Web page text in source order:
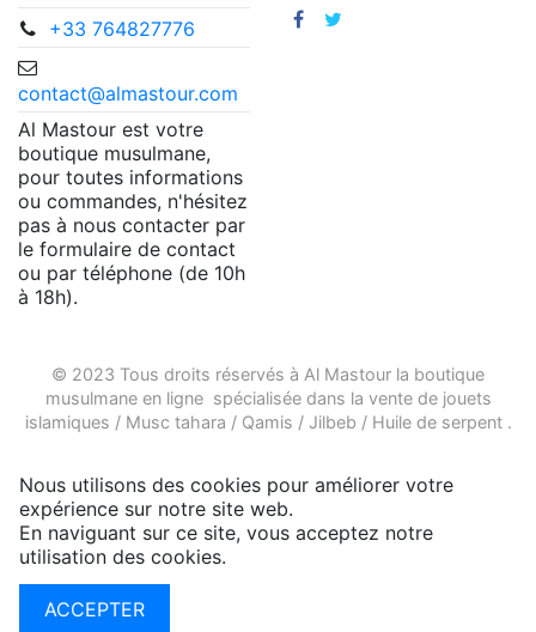
+33 764827776
contact@almastour.com
Al Mastour est votre
boutique musulmane,
pour toutes informations
ou commandes, n'hésitez
pas à nous contacter par
le formulaire de contact
ou par téléphone (de 10h
à 18h).
© 2023 Tous droits réservés à Al Mastour la boutique
musulmane en lignespécialisée dans la vente de jouets
islamiques / Musc tahara / Qamis / Jilbeb / Huile de serpent.
Nous utilisons des cookies pour améliorer votre
expérience sur notre site web.
En naviguant sur ce site, vous acceptez notre
utilisation des cookies.
ACCEPTER